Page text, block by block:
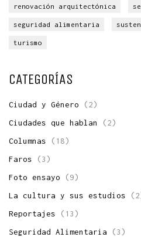
renovación arquitectónica
seguridad alimentaria
turismo
CATEGORÍAS
Ciudad y Género (2)
Ciudades que hablan
(2)
Columnas (18)
Faros (3)
Foto ensayo (9)
La cultura y sus estudios
Reportajes (13)
Seguridad Alimentaria (3)